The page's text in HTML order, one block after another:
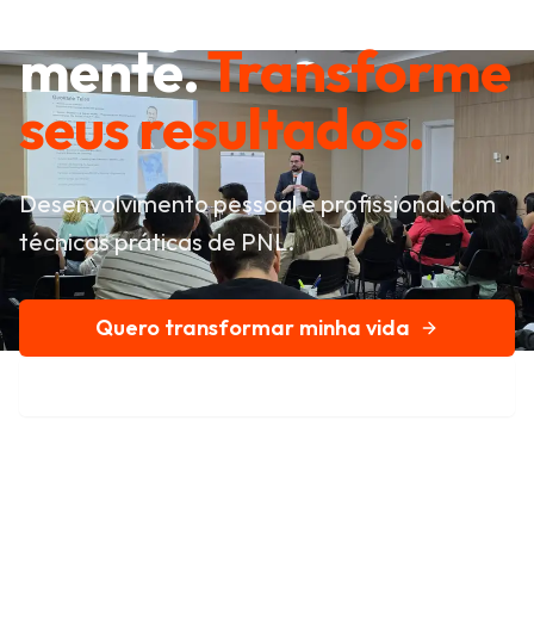
mente.Transforme
seus resultados.
Desenvolvimento pessoal e profissional com
técnicas práticas de PNL.
Quero transformar minha vida